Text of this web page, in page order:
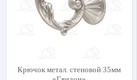
Крючок метал. стеновой 35мм